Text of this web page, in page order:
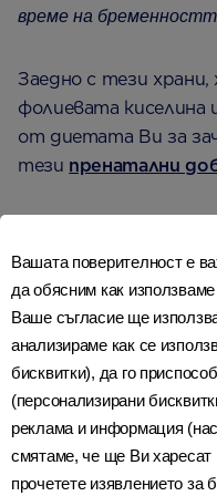
време на
Заедно с тези
фолиевата киселина
от диетата Ви за
тези пренатални
Следващи
Как да
за зачеване:
Вземайте
(400мкг)
три месеца
периода на
Вашата поверителност е
да обясним как
Ваше съгласие ще
анализираме как се
бисквитки), да го
(персонализирани
реклама и информация
смятаме, че ще Ви
прочетете изявлението за